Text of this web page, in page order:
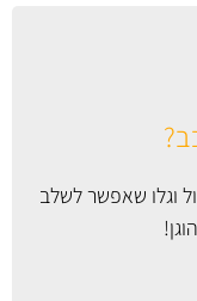
וגלו שאפשר לשלב